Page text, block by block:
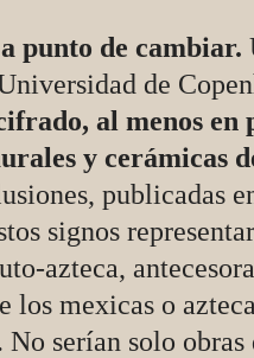
punto de cambiar.
de
al menos en
y cerámicas
publicadas
signos
azteca, antecesora
los mexicas o
serían solo obras